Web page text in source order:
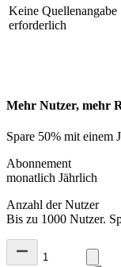
Keine Quellenangabe
erforderlich
Mehr Nutzer, mehr
Spare 50% mit einem
Abonnement
monatlich Jährlich
Anzahl der Nutzer
Bis zu 1000 Nutzer.